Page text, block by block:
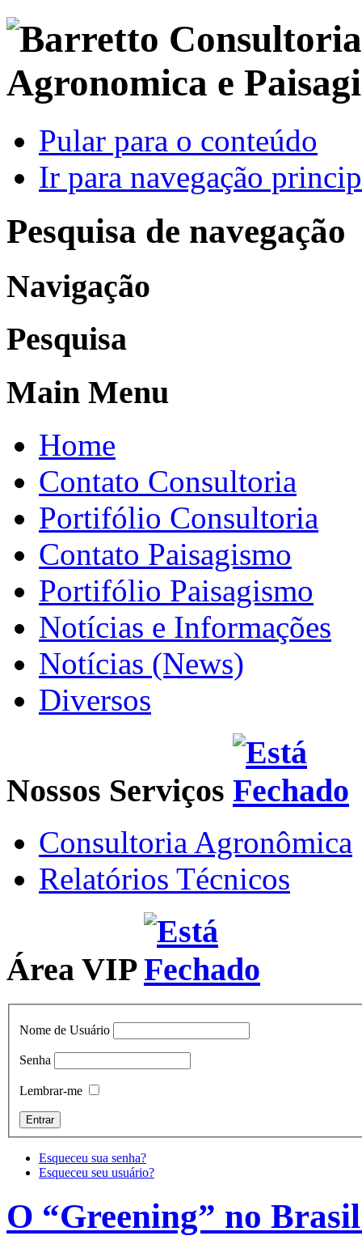
Pular para o conteúdo
Ir para navegação
Pesquisa de navegação
Navigação
Pesquisa
Main Menu
Home
Contato Consultoria
Portifólio Consultoria
Contato Paisagismo
Portifólio Paisagismo
Notícias e Informações
Notícias (News)
Diversos
Nossos Serviços
Consultoria Agronômica
Relatórios Técnicos
Área VIP
Nome de Usuário
Senha
Lembrar-me
Esqueceu sua senha?
Esqueceu seu usuário?
O “Greening” no